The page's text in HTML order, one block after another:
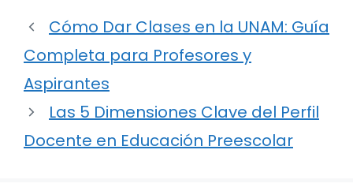
Cómo Dar Clases en la UNAM: Guía
Completa para Profesores y
Aspirantes
Las 5 Dimensiones Clave del Perfil
Docente en Educación Preescolar